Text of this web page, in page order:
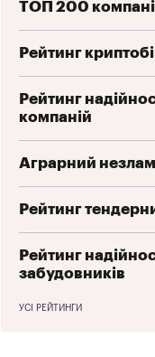
ТОП 200
Рейтинг
Рейтинг
компаній
Аграрний
Рейтинг
Рейтинг
забудовників
УСІ РЕЙТИНГИ